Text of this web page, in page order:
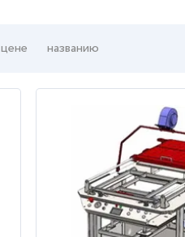
цене названию